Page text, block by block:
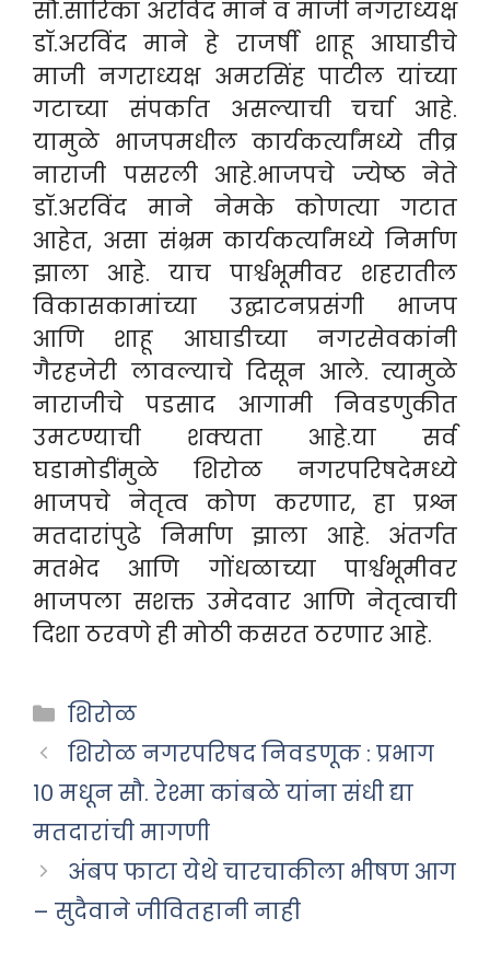
सौ.सारिका अरविंद माने व माजी नगराध्यक्ष
डॉ.अरविंद माने हे राजर्षी शाहू आघाडीचे
माजी नगराध्यक्ष अमरसिंह पाटील यांच्या
गटाच्या संपर्कात असल्याची चर्चा आहे.
यामुळे भाजपमधील कार्यकर्त्यांमध्ये तीव्र
नाराजी पसरली आहे.भाजपचे ज्येष्ठ नेते
डॉ.अरविंद माने नेमके कोणत्या गटात
आहेत, असा संभ्रम कार्यकर्त्यांमध्ये निर्माण
झाला आहे. याच पार्श्वभूमीवर शहरातील
विकासकामांच्या उद्घाटनप्रसंगी भाजप
आणि शाहू आघाडीच्या नगरसेवकांनी
गैरहजेरी लावल्याचे दिसून आले. त्यामुळे
नाराजीचे पडसाद आगामी निवडणुकीत
उमटण्याची शक्यता आहे.या सर्व
घडामोडींमुळे शिरोळ नगरपरिषदेमध्ये
भाजपचे नेतृत्व कोण करणार, हा प्रश्न
मतदारांपुढे निर्माण झाला आहे. अंतर्गत
मतभेद आणि गोंधळाच्या पार्श्वभूमीवर
भाजपला सशक्त उमेदवार आणि नेतृत्वाची
दिशा ठरवणे ही मोठी कसरत ठरणार आहे.
Categories
शिरोळ
शिरोळ नगरपरिषद निवडणूक : प्रभाग
१० मधून सौ. रेश्मा कांबळे यांना संधी द्या
मतदारांची मागणी
अंबप फाटा येथे चारचाकीला भीषण आग
– सुदैवाने जीवितहानी नाही